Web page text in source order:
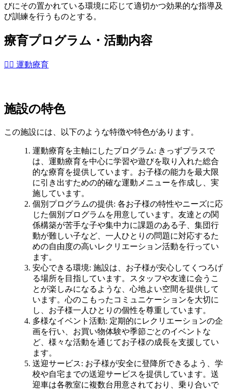
びにその置かれている環境に応じて適切かつ効果的な指導及
び訓練を行うものとする。
療育プログラム・活動内容
🏃‍♀️ 運動療育
施設の特色
この施設には、以下のような特徴や特色があります。
運動療育を主軸にしたプログラム: きっずプラスで
は、運動療育を中心に学習や遊びを取り入れた総合
的な療育を提供しています。お子様の能力を最大限
に引き出すための的確な運動メニューを作成し、実
施しています。
個別プログラムの提供: 各お子様の特性やニーズに応
じた個別プログラムを用意しています。友達との関
係構築が苦手な子や集中力に課題のある子、集団行
動が難しい子など、一人ひとりの問題に対応するた
めの自由度の高いレクリエーション活動を行ってい
ます。
安心できる環境: 施設は、お子様が安心してくつろげ
る場所を目指しています。スタッフや友達に会うこ
とが楽しみになるような、心地よい空間を提供して
います。心のこもったコミュニケーションを大切に
し、お子様一人ひとりの個性を尊重しています。
多様なイベント活動: 定期的にレクリエーションの企
画を行い、お買い物体験や季節ごとのイベントな
ど、様々な活動を通じてお子様の成長を支援してい
ます。
送迎サービス: お子様が安全に登降所できるよう、学
校や自宅までの送迎サービスを提供しています。送
迎車は各教室に複数台用意されており、乗り合いで